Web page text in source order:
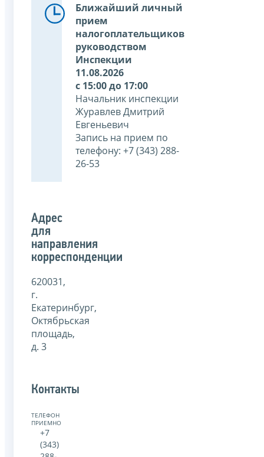
Ближайший личный
прием
налогоплательщиков
руководством
Инспекции
11.08.2026
с 15:00 до 17:00
Начальник инспекции
Журавлев Дмитрий
Евгеньевич
Запись на прием по
телефону: +7 (343) 288-
26-53
Адрес
для
направления
корреспонденции
620031,
г.
Екатеринбург,
Октябрьская
площадь,
д. 3
Контакты
ТЕЛЕФОН
ПРИЕМНОЙ:
+7
(343)